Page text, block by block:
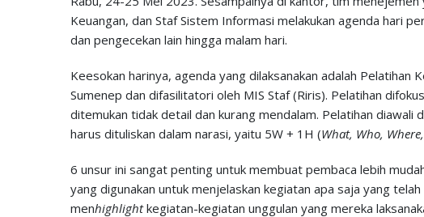
Keuangan, dan Staf Sistem Informasi melakukan agenda hari
dan pengecekan lain hingga malam hari.
Keesokan harinya, agenda yang dilaksanakan adalah Pelatihan
Sumenep dan difasilitatori oleh MIS Staf (Riris). Pelatihan
ditemukan tidak detail dan kurang mendalam. Pelatihan diawali
harus dituliskan dalam narasi, yaitu 5W + 1H (What, Who,
6 unsur ini sangat penting untuk membuat pembaca lebih
yang digunakan untuk menjelaskan kegiatan apa saja yang
menhighlightkegiatan-kegiatan unggulan yang mereka